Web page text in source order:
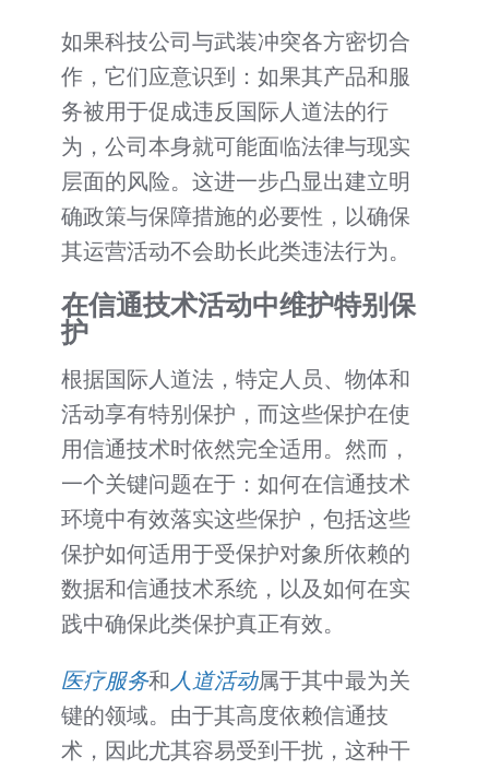
如果科技公司与武装冲突各方密切合
作，它们应意识到：如果其产品和服
务被用于促成违反国际人道法的行
为，公司本身就可能面临法律与现实
层面的风险。这进一步凸显出建立明
确政策与保障措施的必要性，以确保
其运营活动不会助长此类违法行为。
在信通技术活动中维护特别保
护
根据国际人道法，特定人员、物体和
活动享有特别保护，而这些保护在使
用信通技术时依然完全适用。然而，
一个关键问题在于：如何在信通技术
环境中有效落实这些保护，包括这些
保护如何适用于受保护对象所依赖的
数据和信通技术系统，以及如何在实
践中确保此类保护真正有效。
医疗服务和 人道活动属于其中最为关
键的领域。由于其高度依赖信通技
术，因此尤其容易受到干扰，这种干